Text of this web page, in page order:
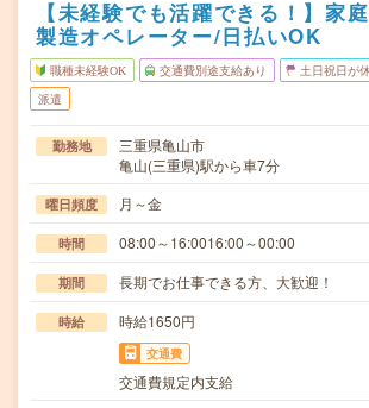
【未経験でも活躍できる！】家
製造オペレーター/日払いOK
職種未経験OK 交通費別途支給あり 土日祝日が
派遣
勤務地
三重県亀山市
亀山(三重県)駅から車7分
曜日頻度 月～金
時間 08:00～16:0016:00～00:00
期間 長期でお仕事できる方、大歓迎！
時給 時給1650円
交通費
交通費規定内支給